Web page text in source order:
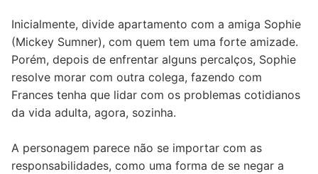
Inicialmente, divide apartamento com a amiga Sophie
(Mickey Sumner), com quem tem uma forte amizade.
Porém, depois de enfrentar alguns percalços, Sophie
resolve morar com outra colega, fazendo com
Frances tenha que lidar com os problemas cotidianos
da vida adulta, agora, sozinha.
A personagem parece não se importar com as
responsabilidades, como uma forma de se negar a